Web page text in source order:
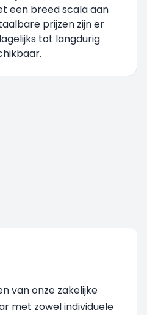
een breed scala aan
prijzen zijn er
tot langdurig
van onze zakelijke
met zowel individuele